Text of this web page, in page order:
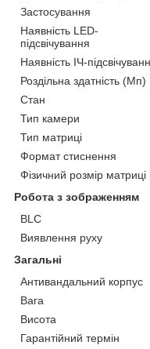
Застосування
Наявність LED-
підсвічування
Наявність ІЧ-
Роздільна здатність (Мп)
Стан
Тип камери
Тип матриці
Формат стиснення
Фізичний розмір матриці
Робота з зображенням
BLC
Виявлення руху
Загальні
Антивандальний корпус
Вага
Висота
Гарантійний термін